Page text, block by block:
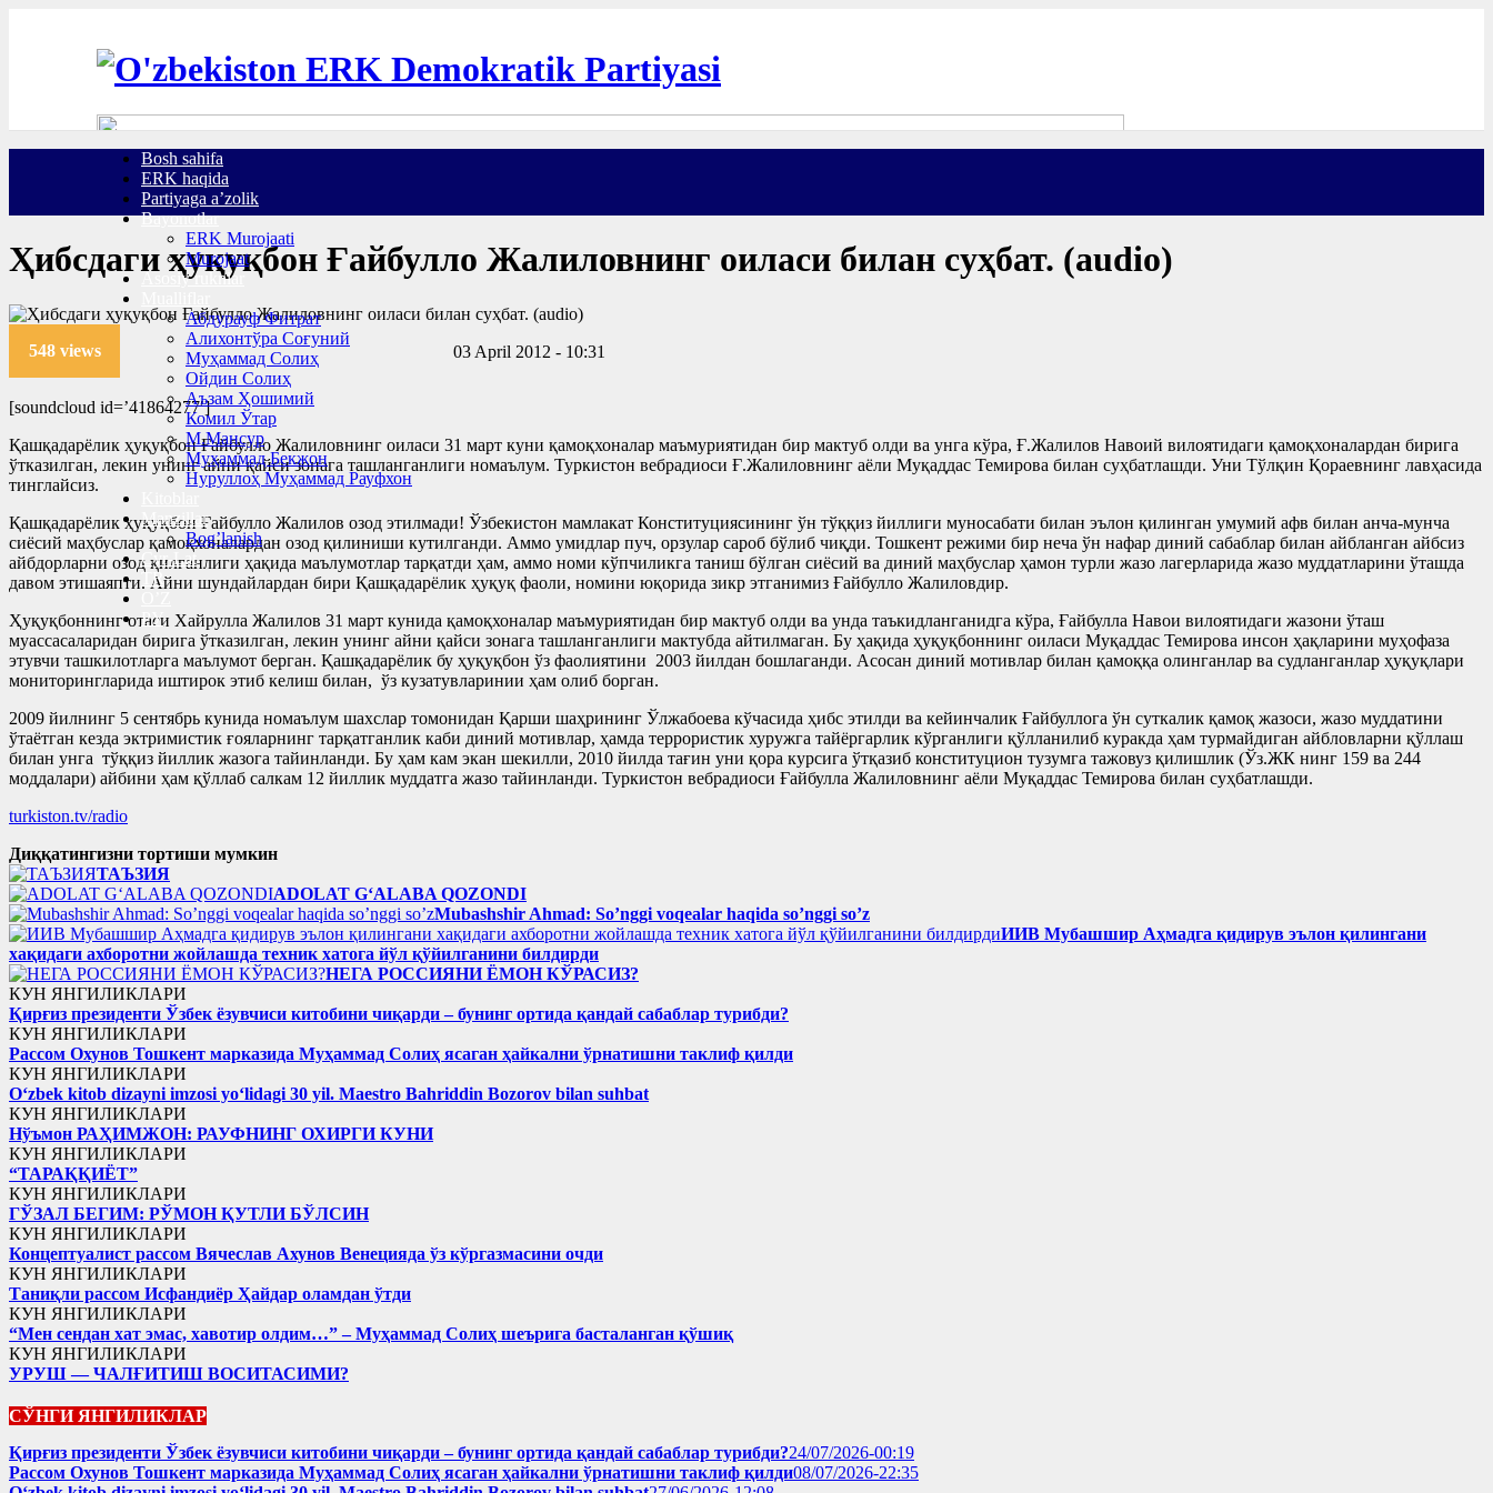
Bosh sahifa
ERK haqida
Partiyaga a’zolik
Bayonotlar
ERK Murojaati
Murojaat
Asosiy ruknlar
Абдурауф Фитрат
Алихонтўра Соғуний
Муҳаммад Солиҳ
Ойдин Солиҳ
Аъзам Ҳошимий
Комил Ўтар
М.Мансур
Муҳаммад Бекжон
Нуруллоҳ Муҳаммад Рауфхон
Manzillar
Bog’lanish
Cyr-Lat
TR
РУ
Ҳибсдаги ҳуқуқбон Ғайбулло Жалиловнинг оиласи билан суҳбат. (audio)
548 views 03 April 2012 - 10:31
[soundcloud id=’41864277′]
Қашқадарёлик ҳуқуқбон Ғайбулло Жалиловнинг оиласи 31 март куни қамоқхоналар маъмуриятидан бир мактуб олди ва унга кўра, Ғ.Жалилов Навоий вилоятидаги қамоқхоналардан бирига
ўтказилган, лекин унинг айни қайси зонага ташланганлиги номаълум. Туркистон вебрадиоси Ғ.Жалиловнинг аёли Муқаддас Темирова билан суҳбатлашди. Уни Тўлқин Қораевнинг лавҳасида
тинглайсиз.
Қашқадарёлик ҳуқуқбон Ғайбулло Жалилов озод этилмади! Ўзбекистон мамлакат Конституциясининг ўн тўққиз йиллиги муносабати билан эълон қилинган умумий афв билан анча-мунча
сиёсий маҳбуслар қамоқхоналардан озод қилиниши кутилганди. Аммо умидлар пуч, орзулар сароб бўлиб чиқди. Тошкент режими бир неча ўн нафар диний сабаблар билан айбланган айбсиз
айбдорларни озод қилганлиги ҳақида маълумотлар тарқатди ҳам, аммо номи кўпчиликга таниш бўлган сиёсий ва диний маҳбуслар ҳамон турли жазо лагерларида жазо муддатларини ўташда
давом этишаяпти. Айни шундайлардан бири Қашқадарёлик ҳуқуқ фаоли, номини юқорида зикр этганимиз Ғайбулло Жалиловдир.
Ҳуқуқбоннинг отаси Хайрулла Жалилов 31 март кунида қамоқхоналар маъмуриятидан бир мактуб олди ва унда таъкидланганидга кўра, Ғайбулла Навои вилоятидаги жазони ўташ
муассасаларидан бирига ўтказилган, лекин унинг айни қайси зонага ташланганлиги мактубда айтилмаган. Бу ҳақида ҳуқуқбоннинг оиласи Муқаддас Темирова инсон ҳақларини муҳофаза
этувчи ташкилотларга маълумот берган. Қашқадарёлик бу ҳуқуқбон ўз фаолиятини 2003 йилдан бошлаганди. Асосан диний мотивлар билан қамоққа олинганлар ва судланганлар ҳуқуқлари
мониторингларида иштирок этиб келиш билан, ўз кузатувларинии ҳам олиб борган.
2009 йилнинг 5 сентябрь кунида номаълум шахслар томонидан Қарши шаҳрининг Ўлжабоева кўчасида ҳибс этилди ва кейинчалик Ғайбуллога ўн суткалик қамоқ жазоси, жазо муддатини
ўтаётган кезда эктримистик ғояларнинг тарқатганлик каби диний мотивлар, ҳамда террористик хуружга тайёргарлик кўрганлиги қўлланилиб куракда ҳам турмайдиган айбловларни қўллаш
билан унга тўққиз йиллик жазога тайинланди. Бу ҳам кам экан шекилли, 2010 йилда тағин уни қора курсига ўтқазиб конституцион тузумга тажовуз қилишлик (Ўз.ЖК нинг 159 ва 244
моддалари) айбини ҳам қўллаб салкам 12 йиллик муддатга жазо тайинланди. Туркистон вебрадиоси Ғайбулла Жалиловнинг аёли Муқаддас Темирова билан суҳбатлашди.
turkiston.tv/radio
Диққатингизни тортиши мумкин
ТАЪЗИЯ
ADOLAT G‘ALABA QOZONDI
Mubashshir Ahmad: So’nggi voqealar haqida so’nggi so’z
ИИВ Мубашшир Аҳмадга қидирув эълон қилингани
хақидаги ахборотни жойлашда техник хатога йўл қўйилганини билдирди
НЕГА РОССИЯНИ ЁМОН КЎРАСИЗ?
КУН ЯНГИЛИКЛАРИ
Қирғиз президенти Ўзбек ёзувчиси китобини чиқарди – бунинг ортида қандай сабаблар турибди?
КУН ЯНГИЛИКЛАРИ
Рассом Охунов Тошкент марказида Муҳаммад Солиҳ яcаган ҳайкални ўрнатишни таклиф қилди
КУН ЯНГИЛИКЛАРИ
Oʻzbek kitob dizayni imzosi yoʻlidagi 30 yil. Maestro Bahriddin Bozorov bilan suhbat
КУН ЯНГИЛИКЛАРИ
Нўъмон РАҲИМЖОН: РАУФНИНГ ОХИРГИ КУНИ
КУН ЯНГИЛИКЛАРИ
“ТАРАҚҚИЁТ”
КУН ЯНГИЛИКЛАРИ
ГЎЗАЛ БЕГИМ: РЎМОН ҚУТЛИ БЎЛСИН
КУН ЯНГИЛИКЛАРИ
Концептуалист рассом Вячеслав Ахунов Венецияда ўз кўргазмасини очди
КУН ЯНГИЛИКЛАРИ
Таниқли рассом Исфандиёр Ҳайдар оламдан ўтди
КУН ЯНГИЛИКЛАРИ
“Мен сендан хат эмас, хавотир олдим…” – Муҳаммад Солиҳ шеърига басталанган қўшиқ
КУН ЯНГИЛИКЛАРИ
УРУШ — ЧАЛҒИТИШ ВОСИТАСИМИ?
СЎНГИ ЯНГИЛИКЛАР
Қирғиз президенти Ўзбек ёзувчиси китобини чиқарди – бунинг ортида қандай сабаблар турибди?24/07/2026-00:19
Рассом Охунов Тошкент марказида Муҳаммад Солиҳ яcаган ҳайкални ўрнатишни таклиф қилди08/07/2026-22:35